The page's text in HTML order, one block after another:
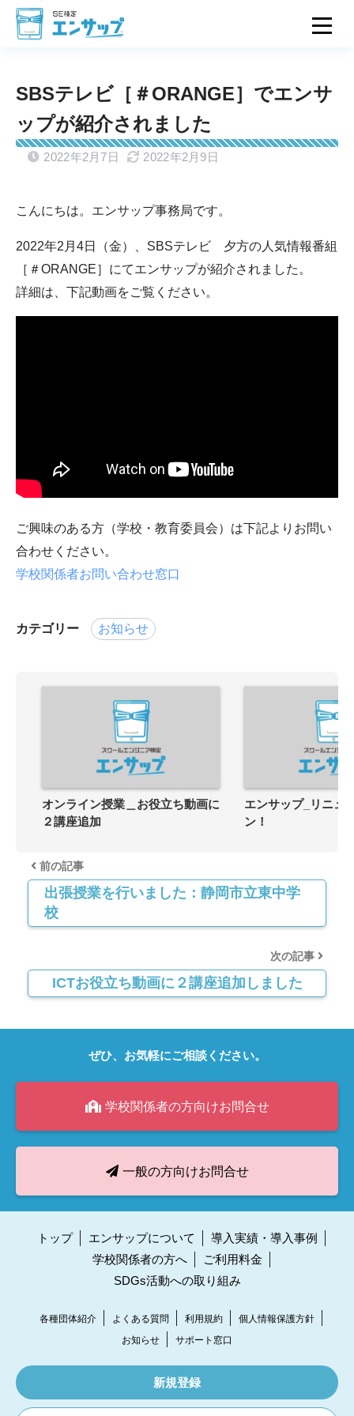
SBSテレビ［＃ORANGE］でエンサ
ップが紹介されました
2022年2月7日 2022年2月9日
こんにちは。エンサップ事務局です。
2022年2月4日（金）、SBSテレビ 夕方の人気情報番組
［＃ORANGE］にてエンサップが紹介されました。
詳細は、下記動画をご覧ください。
ご興味のある方（学校・教育委員会）は下記よりお問い
合わせください。
学校関係者お問い合わせ窓口
カテゴリー お知らせ
オンライン授業＿お役立ち動画に
２講座追加
エンサップ_リニュ
ン！
前の記事
出張授業を行いました：静岡市立東中学
校
次の記事
ICTお役立ち動画に２講座追加しました
ぜひ、お気軽にご相談ください。
学校関係者の方向けお問合せ
一般の方向けお問合せ
トップ エンサップについて
導入実績・導入事例
学校関係者の方へ
ご利用料金
SDGs活動への取り組み
各種団体紹介 よくある質問 利用規約
個人情報保護方針
お知らせ
サポート窓口
新規登録